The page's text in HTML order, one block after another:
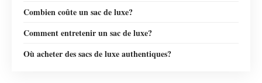
Combien coûte un sac de luxe?
Comment entretenir un sac de luxe?
Où acheter des sacs de luxe authentiques?